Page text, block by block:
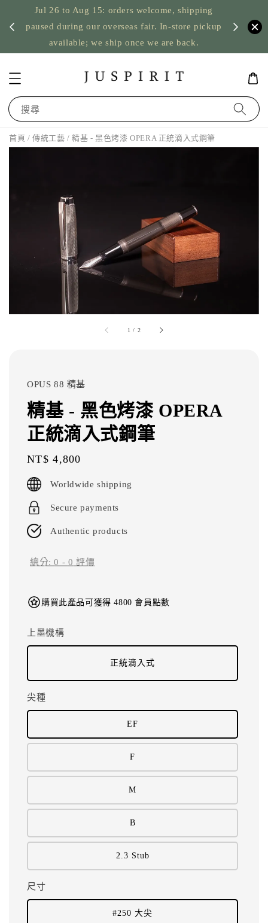
Jul 26 to Aug 15: orders welcome, shipping
paused during our overseas fair. In-store pickup
available; we ship once we are back.
US
搜尋
首頁 /傳統工藝 / 精基 - 黑色烤漆 OPERA 正統滴入式鋼筆
1 / 2
OPUS 88 精基
精基 - 黑色烤漆 OPERA
正統滴入式鋼筆
Regular
price
NT$ 4,800
Worldwide shipping
Secure payments
Authentic products
總分:0 - 0 評價
購買此產品可獲得 4800 會員點數
上墨機構
正統滴入式
尖種
EF
F
M
B
2.3 Stub
尺寸
#250 大尖